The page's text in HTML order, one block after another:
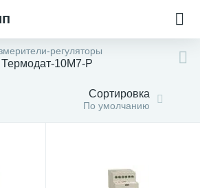
регуляторы
Термодат-10М7-Р
Сортировка
По умолчанию